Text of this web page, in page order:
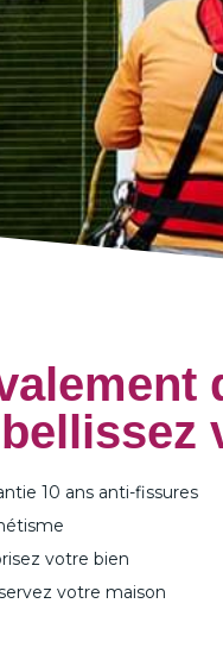
10 ans anti-fissures
votre bien
votre maison